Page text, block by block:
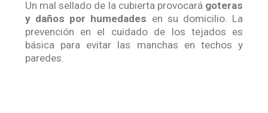
Un mal sellado de la cubierta provocará goteras
y daños por humedades en su domicilio. La
prevención en el cuidado de los tejados es
básica para evitar las manchas en techos y
paredes.